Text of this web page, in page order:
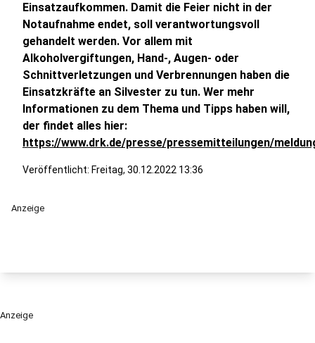
Einsatzaufkommen. Damit die Feier nicht in der
Notaufnahme endet, soll verantwortungsvoll
gehandelt werden. Vor allem mit
Alkoholvergiftungen, Hand-, Augen- oder
Schnittverletzungen und Verbrennungen haben die
Einsatzkräfte an Silvester zu tun. Wer mehr
Informationen zu dem Thema und Tipps haben will,
der findet alles hier:
https://www.drk.de/presse/pressemitteilungen/
Veröffentlicht: Freitag, 30.12.2022 13:36
Anzeige
Anzeige